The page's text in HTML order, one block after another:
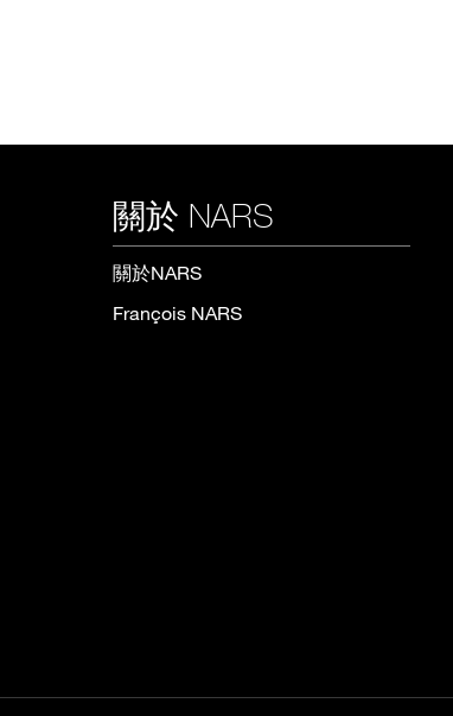
關於 NARS
關於NARS
François NARS